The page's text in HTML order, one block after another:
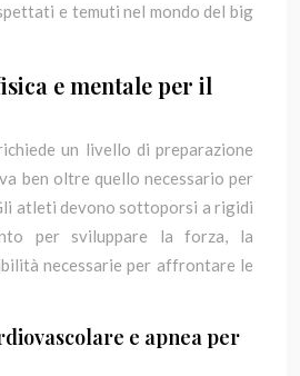
e temuti nel mondo del big
e mentale per il
un livello di preparazione
ben oltre quello necessario per
atleti devono sottoporsi a rigidi
per sviluppare la forza, la
necessarie per affrontare le
e apnea per